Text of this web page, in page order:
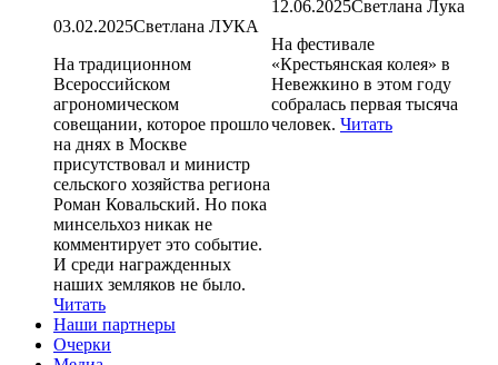
12.06.2025Светлана Лука
На фестивале
«Крестьянская колея» в
Невежкино в этом году
собралась первая тысяча
человек. Читать
03.02.2025Светлана ЛУКА
На традиционном
Всероссийском
агрономическом
совещании, которое прошло
на днях в Москве
присутствовал и министр
сельского хозяйства региона
Роман Ковальский. Но пока
минсельхоз никак не
комментирует это событие.
И среди награжденных
наших земляков не было.
Читать
Наши партнеры
Очерки